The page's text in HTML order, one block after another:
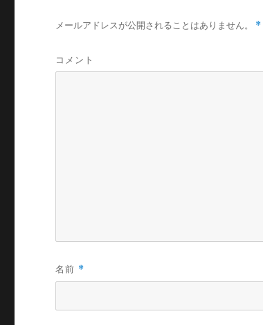
メールアドレスが公開されることはありません。 *
コメント
名前 *